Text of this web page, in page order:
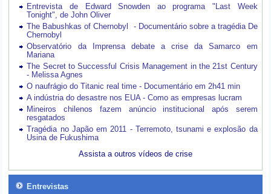
Entrevista de Edward Snowden ao programa "Last Week
Tonight", de John Oliver
The Babushkas of Chernobyl - Documentário sobre a tragédia De
Chernobyl
Observatório da Imprensa debate a crise da Samarco em
Mariana
The Secret to Successful Crisis Management in the 21st Century
- Melissa Agnes
O naufrágio do Titanic real time - Documentário em 2h41 min
A indústria do desastre nos EUA - Como as empresas lucram
Mineiros chilenos fazem anúncio institucional após serem
resgatados
Tragédia no Japão em 2011 - Terremoto, tsunami e explosão da
Usina de Fukushima
Assista a outros vídeos de crise
Entrevistas